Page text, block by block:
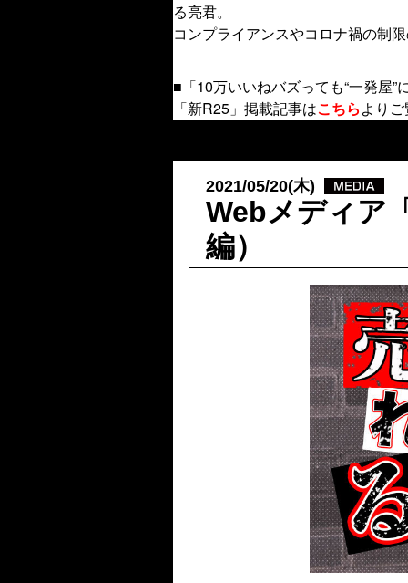
る亮君。
コンプライアンスやコロナ禍の制
■「10万いいねバズっても“一発屋”
「新R25」掲載記事はこちらより
2021/05/20(木)
Webメディア
編）